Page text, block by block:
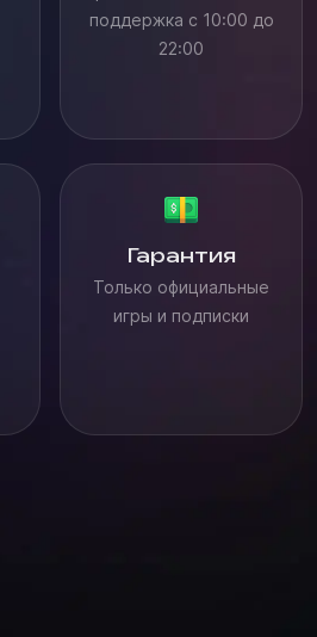
поддержка с 10:00 до
22:00
Гарантия
Только официальные
игры и подписки